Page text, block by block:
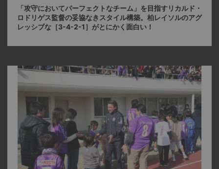
「攻守においてパーフェクトなチーム」を目指すリカルド・
ロドリゲス監督の妥協なきスタイル構築。柏レイソルのアグ
レッシブな［3-4-2-1］がとにかく面白い！